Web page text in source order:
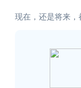
现在，还是将来，